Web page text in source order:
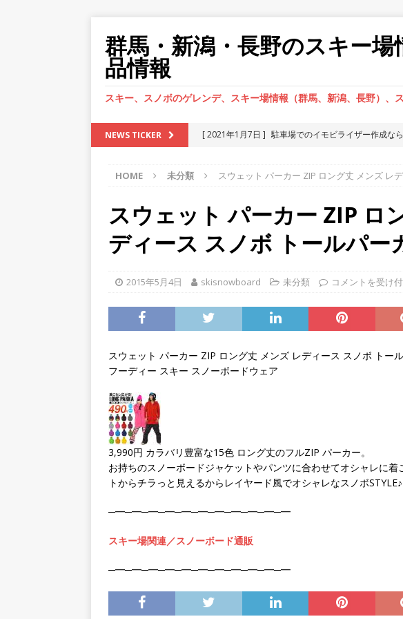
群馬・新潟・長野のスキー
品情報
スキー、スノボのゲレンデ、スキー場情報（群馬、新潟、長野）、
NEWS TICKER [ 2021年1月7日 ] 駐車場でのイモビライザー作成な
[ 2021年1月2日 ] 駐車場での鍵交換・鍵作成なら出
[ 2020年12月28日 ]
インロックの鍵開けなら出張専
い。
[ 2020年12月23日 ]
インロックの鍵開け・鍵作成な
ね！
車の鍵紛失
HOME 未分類 スウェット パーカー ZIP ロング丈 メンズ レ
スウェット パーカー ZIP ロ
ディース スノボ トールパー
2015年5月4日 skisnowboard 未分類 コメントを受け
スウェット パーカー ZIP ロング丈 メンズ レディース スノボ トー
フーディー スキー スノーボードウェア
3,990円 カラバリ豊富な15色 ロング丈のフルZIP パーカー。
お持ちのスノーボードジャケットやパンツに合わせてオシャレに
トからチラっと見えるからレイヤード風でオシャレなスノボ
─━─━─━─━─━─━─━─━─━─━─━
スキー場関連／スノーボード通販
─━─━─━─━─━─━─━─━─━─━─━